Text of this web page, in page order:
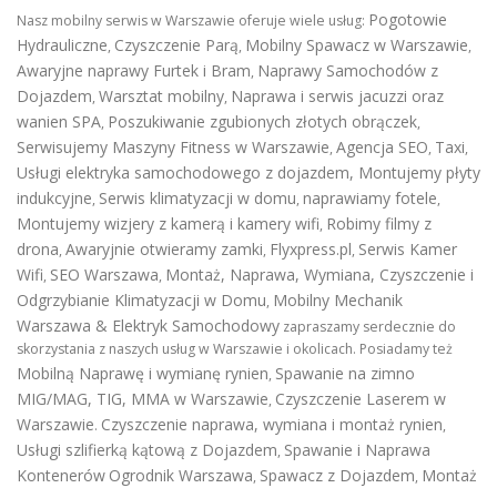
Nasz mobilny serwis w Warszawie oferuje wiele usług: Pogotowie
Hydrauliczne, Czyszczenie Parą, Mobilny Spawacz w Warszawie,
Awaryjne naprawy Furtek i Bram, Naprawy Samochodów z
Dojazdem, Warsztat mobilny, Naprawa i serwis jacuzzi oraz
wanien SPA, Poszukiwanie zgubionych złotych obrączek,
Serwisujemy Maszyny Fitness w Warszawie, Agencja SEO, Taxi,
Usługi elektryka samochodowego z dojazdem, Montujemy płyty
indukcyjne, Serwis klimatyzacji w domu, naprawiamy fotele,
Montujemy wizjery z kamerą i kamery wifi, Robimy filmy z
drona, Awaryjnie otwieramy zamki, Flyxpress.pl, Serwis Kamer
Wifi, SEO Warszawa, Montaż, Naprawa, Wymiana, Czyszczenie i
Odgrzybianie Klimatyzacji w Domu, Mobilny Mechanik
Warszawa & Elektryk Samochodowy zapraszamy serdecznie do
skorzystania z naszych usług w Warszawie i okolicach. Posiadamy też
Mobilną Naprawę i wymianę rynien, Spawanie na zimno
MIG/MAG, TIG, MMA w Warszawie, Czyszczenie Laserem w
Warszawie. Czyszczenie naprawa, wymiana i montaż rynien,
Usługi szlifierką kątową z Dojazdem, Spawanie i Naprawa
Kontenerów Ogrodnik Warszawa, Spawacz z Dojazdem, Montaż